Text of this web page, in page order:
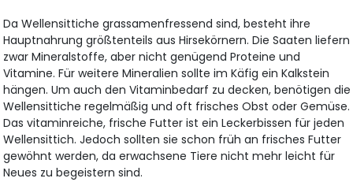
Da Wellensittiche grassamenfressend sind, besteht ihre
Hauptnahrung größtenteils aus Hirsekörnern. Die Saaten liefern
zwar Mineralstoffe, aber nicht genügend Proteine und
Vitamine. Für weitere Mineralien sollte im Käfig ein Kalkstein
hängen. Um auch den Vitaminbedarf zu decken, benötigen die
Wellensittiche regelmäßig und oft frisches Obst oder Gemüse.
Das vitaminreiche, frische Futter ist ein Leckerbissen für jeden
Wellensittich. Jedoch sollten sie schon früh an frisches Futter
gewöhnt werden, da erwachsene Tiere nicht mehr leicht für
Neues zu begeistern sind.